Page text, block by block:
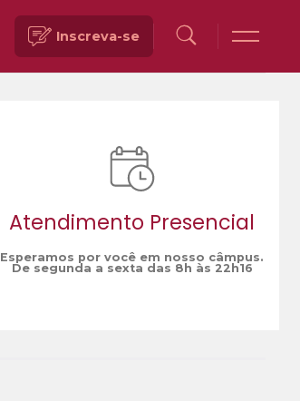
Inscreva-se
Atendimento Presencial
Esperamos por você em nosso câmpus.
De segunda a sexta das 8h às 22h16